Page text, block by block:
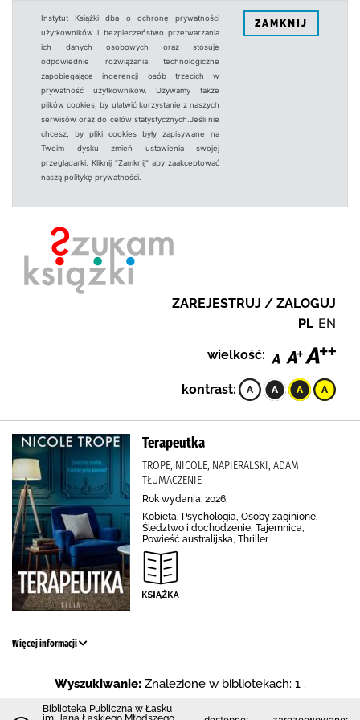
Instytut Książki dba o ochronę prywatności
użytkowników i bezpieczeństwo przetwarzania
ich danych osobowych oraz stosuje
odpowiednie rozwiązania technologiczne
zapobiegające ingerencji osób trzecich w
prywatność użytkowników. Używamy także
plików cookies, by ułatwić korzystanie z naszych
serwisów oraz do celów statystycznych.Jeśli nie
chcesz, by pliki cookies były zapisywane na
Twoim dysku zmień ustawienia swojej
przeglądarki. Kliknij "Zamknij" aby zaakceptować
naszą politykę prywatności.
ZAMKNIJ
ZAREJESTRUJ / ZALOGUJ
PL EN
wielkość:
kontrast:
Terapeutka
TROPE, NICOLE, NAPIERALSKI, ADAM
TŁUMACZENIE
Rok wydania: 2026.
Kobieta, Psychologia, Osoby zaginione,
Śledztwo i dochodzenie, Tajemnica,
Powieść australijska, Thriller
Więcej informacji
Wyszukiwanie: Znalezione w bibliotekach: 1 .
Biblioteka Publiczna w Łasku